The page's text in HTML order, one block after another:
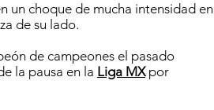
un choque de mucha intensidad en
de su lado.
de campeones el pasado
la pausa en la Liga MXpor